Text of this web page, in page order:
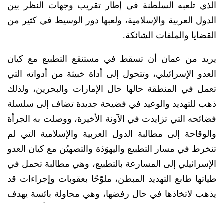
الذي تلعبه السلطنة في إطار تقريب وجهات النظر بين
الدول العربية والإسلامية، ولعبها دور الوسيط في كثير من
القضايا والملفات الشائكة.
يريد من عمان أن تسقط في مستنقع التطبيع مع كيان
العدو الإسرائيلي، وتتحول إلى أداة خبيثة من أدواته التي
تعمل في المنطقة حالها حال الإمارات والبحرين، ولذلك
ذهب للتهديد والوعيد في فضيحة جديدة تضاف إلى سلسلة
فضائحه التي تزايدت في الآونة الأخيرة، ووصلت به الجرأة
والوقاحة إلى مطالبة الدول العربية والإسلامية التي لم
تنخرط في مسار التطبيع واليهوَدَة والتصهيُن مع كيان العدو
الإسرائيلي إلى المسارعة بالتطبيع، وهي مطالبة تحمل في
طياتها طابع التهديد المبطن، ملوّحًا بعقوبات وإجراءات قد
يذهب لاتخاذها في حال رفضها، وهي محاولة بائسة يهدف